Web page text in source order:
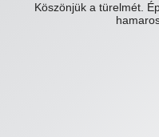
Köszönjük a türelmét.